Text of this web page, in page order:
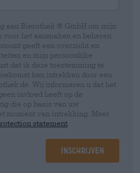
aan Bierothek ® GmbH om mijn
het aanmaken en beheren
geeft een overzicht en
en mijn persoonlijke
dat ik deze toestemming te
kan intrekken door een
Wij informeren u dat het
invloed heeft op de
die op basis van uw
moment van intrekking. Meer
statement
Inschrijven